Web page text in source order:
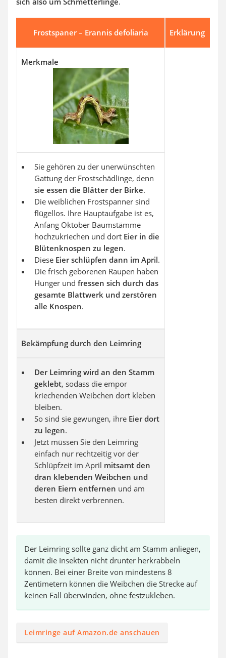
Frostspaner – Erannis defoliaria Erklärung
Merkmale
Sie gehören zu der unerwünschten
Gattung der Frostschädlinge, denn
sie essen die Blätter der Birke.
Die weiblichen Frostspanner sind
flügellos. Ihre Hauptaufgabe ist es,
Anfang Oktober Baumstämme
hochzukriechen und dort Eier in die
Blütenknospen zu legen.
Diese Eier schlüpfen dann im April.
Die frisch geborenen Raupen haben
Hunger und fressen sich durch das
gesamte Blattwerk und zerstören
alle Knospen.
Bekämpfung durch den Leimring
Der Leimring wird an den Stamm
geklebt, sodass die empor
kriechenden Weibchen dort kleben
bleiben.
So sind sie gewungen, ihre Eier dort
zu legen.
Jetzt müssen Sie den Leimring
einfach nur rechtzeitig vor der
Schlüpfzeit im April mitsamt den
dran klebenden Weibchen und
deren Eiern entfernen und am
besten direkt verbrennen.
Der Leimring sollte ganz dicht am Stamm anliegen,
damit die Insekten nicht drunter herkrabbeln
können. Bei einer Breite von mindestens 8
Zentimetern können die Weibchen die Strecke auf
keinen Fall überwinden, ohne festzukleben.
Leimringe auf Amazon.de anschauen